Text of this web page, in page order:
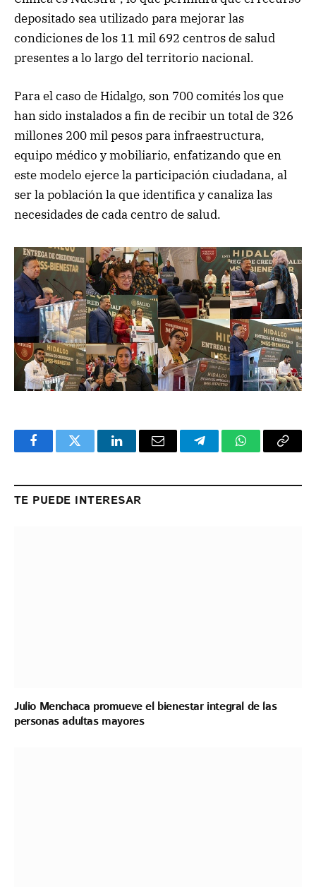
depositado sea utilizado para mejorar las
condiciones de los 11 mil 692 centros de salud
presentes a lo largo del territorio nacional.
Para el caso de Hidalgo, son 700 comités los que
han sido instalados a fin de recibir un total de 326
millones 200 mil pesos para infraestructura,
equipo médico y mobiliario, enfatizando que en
este modelo ejerce la participación ciudadana, al
ser la población la que identifica y canaliza las
necesidades de cada centro de salud.
FacebookTwitter LinkedInEmail TelegramWhatsApp
Copy
TE PUEDE INTERESAR
Julio Menchaca promueve el bienestar integral de las
personas adultas mayores